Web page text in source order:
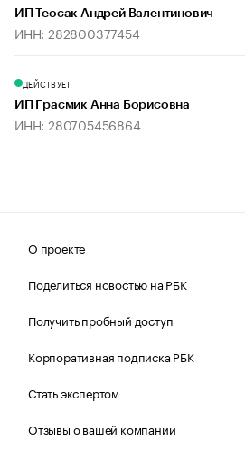
ИП Теосак Андрей Валентинович
ИНН: 282800377454
ДЕЙСТВУЕТ
ИП Грасмик Анна Борисовна
ИНН: 280705456864
О проекте
Поделиться новостью на РБК
Получить пробный доступ
Корпоративная подписка РБК
Стать экспертом
Отзывы о вашей компании